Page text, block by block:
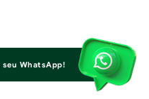
WhatsApp!